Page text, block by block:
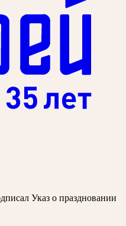
Указ о праздновании